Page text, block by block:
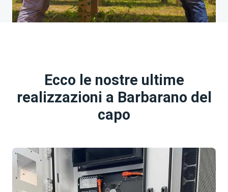
Ecco le nostre ultime
realizzazioni a Barbarano del
capo